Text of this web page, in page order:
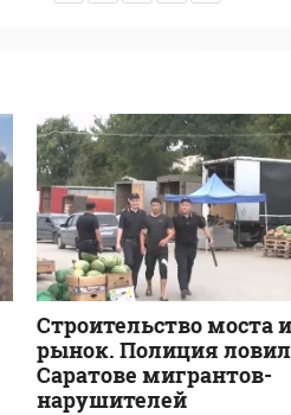
Строительство моста и
рынок. Полиция
Саратове мигрантов-
нарушителей